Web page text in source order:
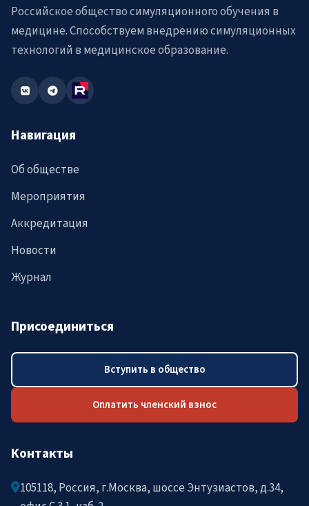
Российское общество симуляционного обучения в
медицине. Способствуем внедрению симуляционных
технологий в медицинское образование.
Навигация
Об обществе
Мероприятия
Аккредитация
Новости
Журнал
Присоединиться
Вступить в общество
Оплатить членский взнос
Контакты
105118, Россия, г.Москва, шоссе Энтузиастов, д.34,